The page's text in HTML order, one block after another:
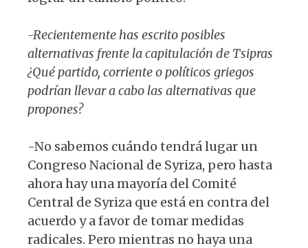
-Recientemente has escrito posibles
alternativas frente la capitulación de Tsipras
¿Qué partido, corriente o políticos griegos
podrían llevar a cabo las alternativas que
propones?
-No sabemos cuándo tendrá lugar un
Congreso Nacional de Syriza, pero hasta
ahora hay una mayoría del Comité
Central de Syriza que está en contra del
acuerdo y a favor de tomar medidas
radicales. Pero mientras no haya una